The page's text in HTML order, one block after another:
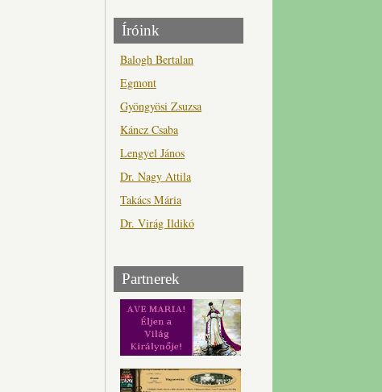
Íróink
Balogh Bertalan
Egmont
Gyöngyösi Zsuzsa
Káncz Csaba
Lengyel János
Dr. Nagy Attila
Takács Mária
Dr. Virág Ildikó
Partnerek